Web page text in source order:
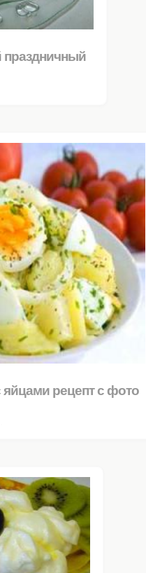
праздничный
рецепт с фото